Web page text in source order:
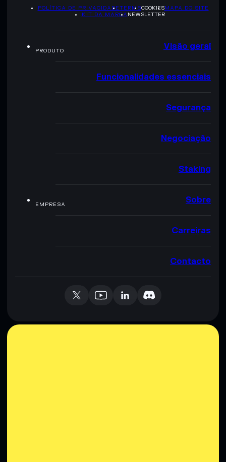
POLÍTICA DE PRIVACIDADETERMSCOOKIESMAPA DO SITE
KIT DA MARCA NEWSLETTER
PRODUTO Visão geral
Funcionalidades essenciais
Segurança
Negociação
Staking
EMPRESA Sobre
Carreiras
Contacto